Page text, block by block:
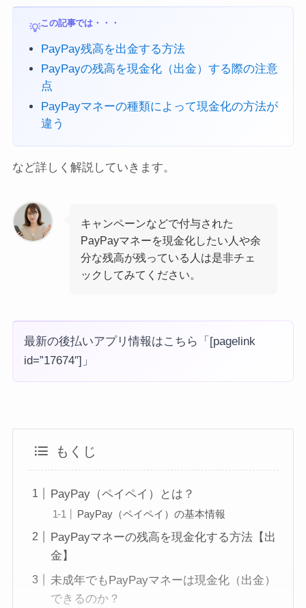
この記事では・・・
PayPay残高を出金する方法
PayPayの残高を現金化（出金）する際の注意
点
PayPayマネーの種類によって現金化の方法が
違う
など詳しく解説していきます。
キャンペーンなどで付与された
PayPayマネーを現金化したい人や余
分な残高が残っている人は是非チェ
ックしてみてください。
最新の後払いアプリ情報はこちら「[pagelink
id=”17674″]」
もくじ
PayPay（ペイペイ）とは？
PayPay（ペイペイ）の基本情報
PayPayマネーの残高を現金化する方法【出
金】
未成年でもPayPayマネーは現金化（出金）
できるのか？